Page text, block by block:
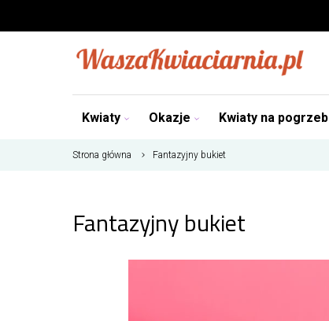
Kwiaty Okazje Kwiaty na pogrzeb
Strona główna Fantazyjny bukiet
Fantazyjny bukiet